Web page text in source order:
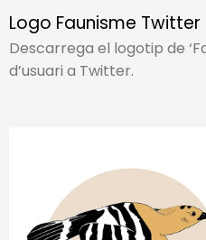
Logo Faunisme Twitter
Descarrega el logotip de
d’usuari a Twitter.